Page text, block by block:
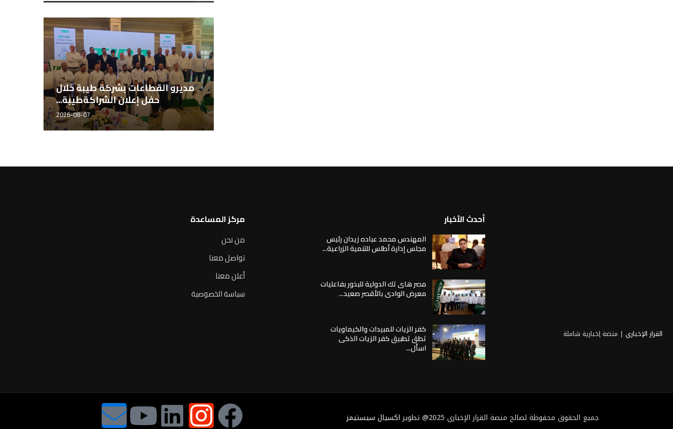
المهندس هاني الشيخ، مدير قطاع
الأسمدة طيبة للتجارة...
2026-08-07
القرار الإخباري | منصة إخبارية شاملة
أحدث الأخبار
المهندس محمد عباده زيدان رئيس
مجلس إدارة أطلس للتنمية الزراعية...
مصر هاى تك الدولية للبذور بفاعليات
معرض الوادى بالأقصر صعيد...
كفر الزيات للمبيدات والكيماويات
تطق تطبيق كفر الزيات الذكى
اسأل...
مركز المساعدة
من نحن
تواصل معنا
أعلن معنا
سياسة الخصوصية
جميع الحقوق محفوظة لصالح منصة القرار الإخباري 2025@ تطوير اكسيال سيستيمز